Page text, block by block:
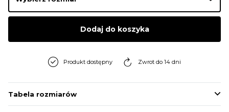
SWETRY
Dodaj do koszyka
Produkt dostępny Zwrot do 14 dni
Tabela rozmiarów